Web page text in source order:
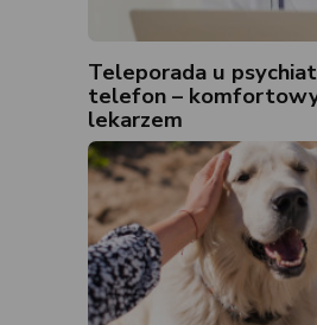
Teleporada u
telefon –
lekarzem